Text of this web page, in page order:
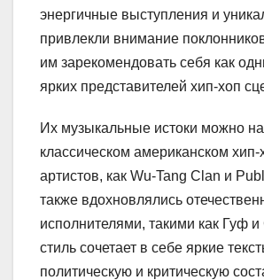
энергичные выступления и
привлекли внимание
им зарекомендовать себя как
ярких представителей хип-хоп
Их музыкальные истоки можно
классическом американском хип-
артистов, как Wu-Tang Clan и
также вдохновлялись
исполнителями, такими как Гуф
стиль сочетает в себе яркие
политическую и критическую